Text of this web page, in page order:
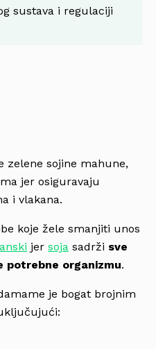
sustava i regulaciji
zelene sojine mahune,
jer osiguravaju
i vlakana.
koje žele smanjiti unos
jer soja sadrži sve
potrebne organizmu.
je bogat brojnim